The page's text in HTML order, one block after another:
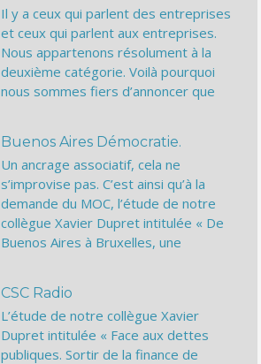
Il y a ceux qui parlent des entreprises
et ceux qui parlent aux entreprises.
Nous appartenons résolument à la
deuxième catégorie. Voilà pourquoi
nous sommes fiers d’annoncer que
Buenos Aires Démocratie.
Un ancrage associatif, cela ne
s’improvise pas. C’est ainsi qu’à la
demande du MOC, l’étude de notre
collègue Xavier Dupret intitulée « De
Buenos Aires à Bruxelles, une
CSC Radio
L’étude de notre collègue Xavier
Dupret intitulée « Face aux dettes
publiques. Sortir de la finance de